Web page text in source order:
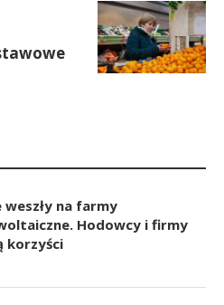
weszły na farmy
Hodowcy i firmy
korzyści